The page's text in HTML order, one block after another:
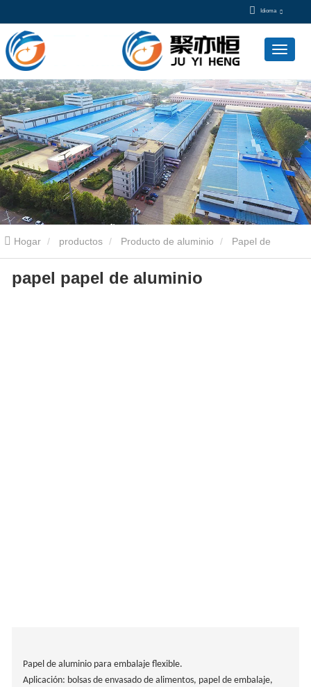
Idioma
Hogar productos Producto de aluminio Papel de
aluminio papel papel de aluminio
papel papel de aluminio
Papel de aluminio para embalaje flexible.
Aplicación: bolsas de envasado de alimentos, papel de embalaje,